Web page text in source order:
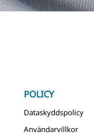
POLICY
Dataskyddspolicy
Användarvillkor